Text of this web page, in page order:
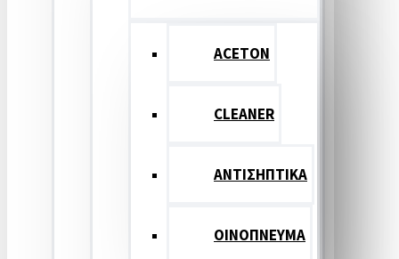
ACETON
CLEANER
ΑΝΤΙΣΗΠΤΙΚΑ
ΟΙΝΟΠΝΕΥΜΑ